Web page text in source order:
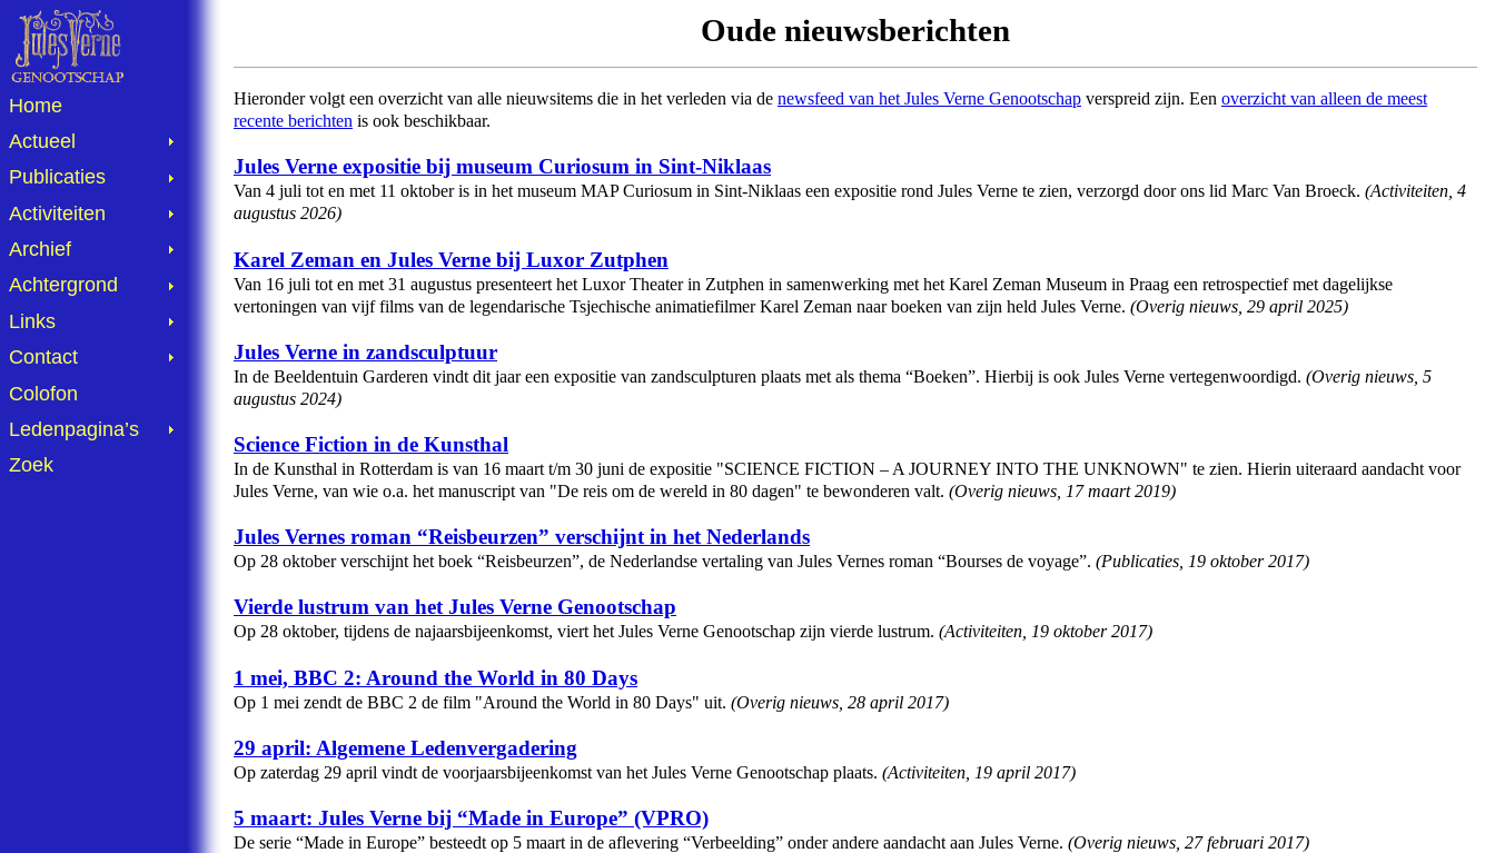
Oude nieuwsberichten
Hieronder volgt een overzicht van alle nieuwsitems die in het verleden via de newsfeed van het Jules Verne Genootschap verspreid zijn. Een overzicht van alleen de meest
recente berichten is ook beschikbaar.
Jules Verne expositie bij museum Curiosum in Sint-Niklaas
Van 4 juli tot en met 11 oktober is in het museum MAP Curiosum in Sint-Niklaas een expositie rond Jules Verne te zien, verzorgd door ons lid Marc Van Broeck. (Activiteiten, 4
augustus 2026)
Karel Zeman en Jules Verne bij Luxor Zutphen
Van 16 juli tot en met 31 augustus presenteert het Luxor Theater in Zutphen in samenwerking met het Karel Zeman Museum in Praag een retrospectief met dagelijkse
vertoningen van vijf films van de legendarische Tsjechische animatiefilmer Karel Zeman naar boeken van zijn held Jules Verne. (Overig nieuws 29 april 2025)
Jules Verne in zandsculptuur
In de Beeldentuin Garderen vindt dit jaar een expositie van zandsculpturen plaats met als thema “Boeken”. Hierbij is ook Jules Verne vertegenwoordigd. (Overig nieuws 5
augustus 2024)
Science Fiction in de Kunsthal
In de Kunsthal in Rotterdam is van 16 maart t/m 30 juni de expositie "SCIENCE FICTION – A JOURNEY INTO THE UNKNOWN" te zien. Hierin uiteraard aandacht voor
Jules Verne, van wie o.a. het manuscript van "De reis om de wereld in 80 dagen" te bewonderen valt. (Overig nieuws 17 maart 2019)
Jules Vernes roman “Reisbeurzen” verschijnt in het Nederlands
Op 28 oktober verschijnt het boek “Reisbeurzen”, de Nederlandse vertaling van Jules Vernes roman “Bourses de voyage”. (Publicaties 19 oktober 2017)
Vierde lustrum van het Jules Verne Genootschap
Op 28 oktober, tijdens de najaarsbijeenkomst, viert het Jules Verne Genootschap zijn vierde lustrum. (Activiteiten, 19 oktober 2017)
1 mei, BBC 2: Around the World in 80 Days
Op 1 mei zendt de BBC 2 de film "Around the World in 80 Days" uit. (Overig nieuws 28 april 2017)
29 april: Algemene Ledenvergadering
Op zaterdag 29 april vindt de voorjaarsbijeenkomst van het Jules Verne Genootschap plaats. (Activiteiten 19 april 2017)
5 maart: Jules Verne bij “Made in Europe” (VPRO)
De serie “Made in Europe” besteedt op 5 maart in de aflevering “Verbeelding” onder andere aandacht aan Jules Verne. (Overig nieuws 27 februari 2017)
Home
Actueel
Publicaties
Activiteiten
Archief
Achtergrond
Links
Contact
Colofon
Ledenpagina’s
Zoek